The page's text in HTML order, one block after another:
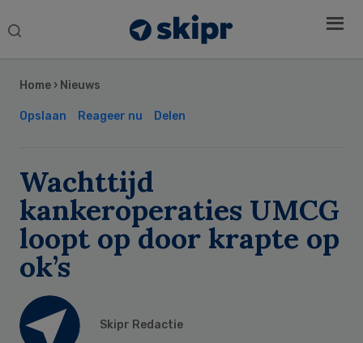
Search
Home › Nieuws
Opslaan Reageer nu Delen
Wachttijd
kankeroperaties UMCG
loopt op door krapte op
ok’s
Skipr Redactie
Sidebar